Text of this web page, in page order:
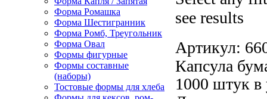
Форма Ромашка
Форма Шестигранник
Форма Ромб, Треугольник
Форма Овал
Формы фигурные
Формы составные
(наборы)
Тостовые формы для хлеба
see results
Артикул:
Капсула
1000 штук в